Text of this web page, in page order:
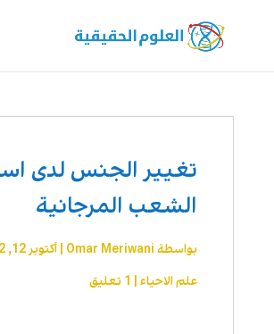
تغيير الجنس لدى
الشعب المرجانية
بواسطة Omar Meriwani أكتوبر 12, 2012
علم الاحیاء| 1 تعليق